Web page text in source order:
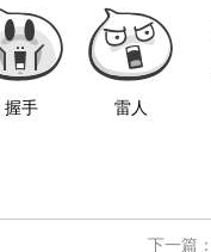
握手 雷人
下一篇